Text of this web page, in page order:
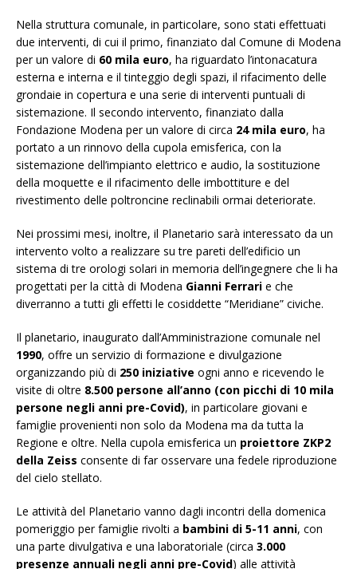
Nella struttura comunale, in particolare, sono stati effettuati
due interventi, di cui il primo, finanziato dal Comune di Modena
per un valore di 60 mila euro, ha riguardato l’intonacatura
esterna e interna e il tinteggio degli spazi, il rifacimento delle
grondaie in copertura e una serie di interventi puntuali di
sistemazione. Il secondo intervento, finanziato dalla
Fondazione Modena per un valore di circa 24 mila euro, ha
portato a un rinnovo della cupola emisferica, con la
sistemazione dell’impianto elettrico e audio, la sostituzione
della moquette e il rifacimento delle imbottiture e del
rivestimento delle poltroncine reclinabili ormai deteriorate.
Nei prossimi mesi, inoltre, il Planetario sarà interessato da un
intervento volto a realizzare su tre pareti dell’edificio un
sistema di tre orologi solari in memoria dell’ingegnere che li ha
progettati per la città di Modena Gianni Ferrari e che
diverranno a tutti gli effetti le cosiddette “Meridiane” civiche.
Il planetario, inaugurato dall’Amministrazione comunale nel
1990, offre un servizio di formazione e divulgazione
organizzando più di 250 iniziative ogni anno e ricevendo le
visite di oltre 8.500 persone all’anno (con picchi di 10 mila
persone negli anni pre-Covid), in particolare giovani e
famiglie provenienti non solo da Modena ma da tutta la
Regione e oltre. Nella cupola emisferica un proiettore ZKP2
della Zeiss consente di far osservare una fedele riproduzione
del cielo stellato.
Le attività del Planetario vanno dagli incontri della domenica
pomeriggio per famiglie rivolti a bambini di 5-11 anni, con
una parte divulgativa e una laboratoriale (circa 3.000
presenze annuali negli anni pre-Covid) alle attività